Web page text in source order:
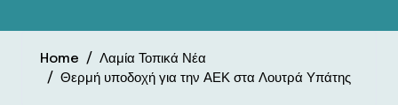
Home
Λαμία Τοπικά Νέα
Θερμή υποδοχή για την ΑΕΚ στα Λουτρά Υπάτης